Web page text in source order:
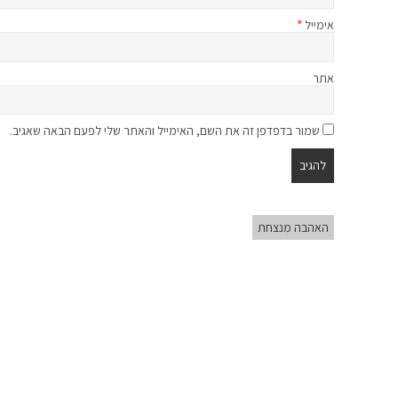
אימייל *
אתר
שמור בדפדפן זה את השם, האימייל והאתר שלי לפעם הבאה שאגיב.
האהבה מנצחת